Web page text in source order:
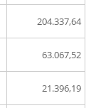
204.337,64
63.067,52
21.396,19